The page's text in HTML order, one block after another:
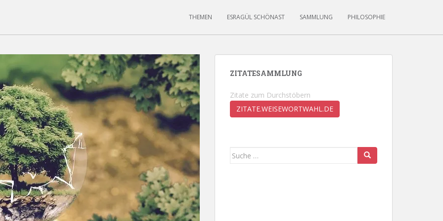
THEMEN ESRAGÜL SCHÖNAST SAMMLUNG PHILOSOPHIE
ZITATESAMMLUNG
Zitate zum Durchstöbern
ZITATE.WEISEWORTWAHL.DE
Suche